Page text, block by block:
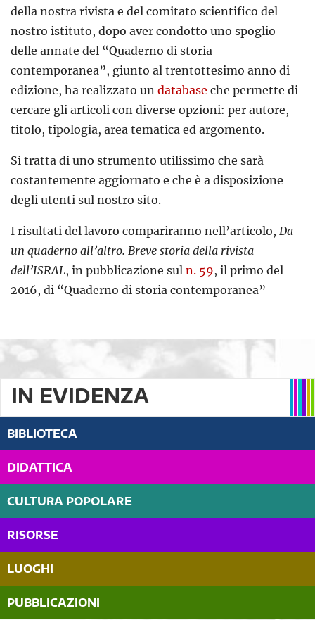
della nostra rivista e del comitato scientifico del
nostro istituto, dopo aver condotto uno spoglio
delle annate del “Quaderno di storia
contemporanea”, giunto al trentottesimo anno di
edizione, ha realizzato un database che permette di
cercare gli articoli con diverse opzioni: per autore,
titolo, tipologia, area tematica ed argomento.
Si tratta di uno strumento utilissimo che sarà
costantemente aggiornato e che è a disposizione
degli utenti sul nostro sito.
I risultati del lavoro compariranno nell’articolo, Da
un quaderno all’altro. Breve storia della rivista
dell’ISRAL, in pubblicazione sul n. 59, il primo del
2016, di “Quaderno di storia contemporanea”
IN EVIDENZA
BIBLIOTECA
DIDATTICA
CULTURA POPOLARE
RISORSE
LUOGHI
PUBBLICAZIONI